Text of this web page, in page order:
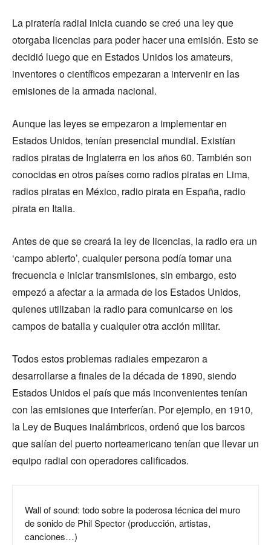
La piratería radial inicia cuando se creó una ley que
otorgaba licencias para poder hacer una emisión. Esto se
decidió luego que en Estados Unidos los amateurs,
inventores o científicos empezaran a intervenir en las
emisiones de la armada nacional.
Aunque las leyes se empezaron a implementar en
Estados Unidos, tenían presencial mundial. Existían
radios piratas de Inglaterra en los años 60. También son
conocidas en otros países como radios piratas en Lima,
radios piratas en México, radio pirata en España, radio
pirata en Italia.
Antes de que se creará la ley de licencias, la radio era un
‘campo abierto’, cualquier persona podía tomar una
frecuencia e iniciar transmisiones, sin embargo, esto
empezó a afectar a la armada de los Estados Unidos,
quienes utilizaban la radio para comunicarse en los
campos de batalla y cualquier otra acción militar.
Todos estos problemas radiales empezaron a
desarrollarse a finales de la década de 1890, siendo
Estados Unidos el país que más inconvenientes tenían
con las emisiones que interferían. Por ejemplo, en 1910,
la Ley de Buques inalámbricos, ordenó que los barcos
que salían del puerto norteamericano tenían que llevar un
equipo radial con operadores calificados.
Wall of sound: todo sobre la poderosa técnica del muro
de sonido de Phil Spector (producción, artistas,
canciones…)